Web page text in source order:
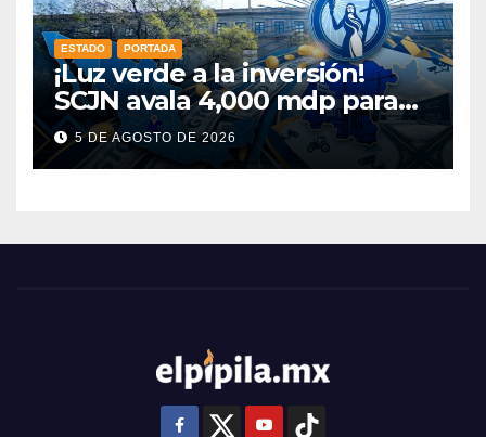
ESTADO PORTADA
¡Luz verde a la inversión!
SCJN avala 4,000 mdp para
Guanajuato: ¿en qué se usará
este dinero?
5 DE AGOSTO DE 2026